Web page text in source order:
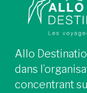
Allo
dans
concentrant